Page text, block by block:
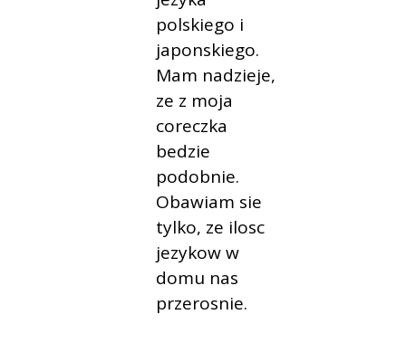
polskiego i
japonskiego.
Mam nadzieje,
ze z moja
coreczka
bedzie
podobnie.
Obawiam sie
tylko, ze ilosc
jezykow w
domu nas
przerosnie.